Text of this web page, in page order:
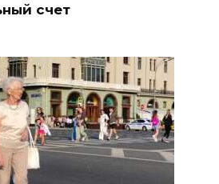
счет